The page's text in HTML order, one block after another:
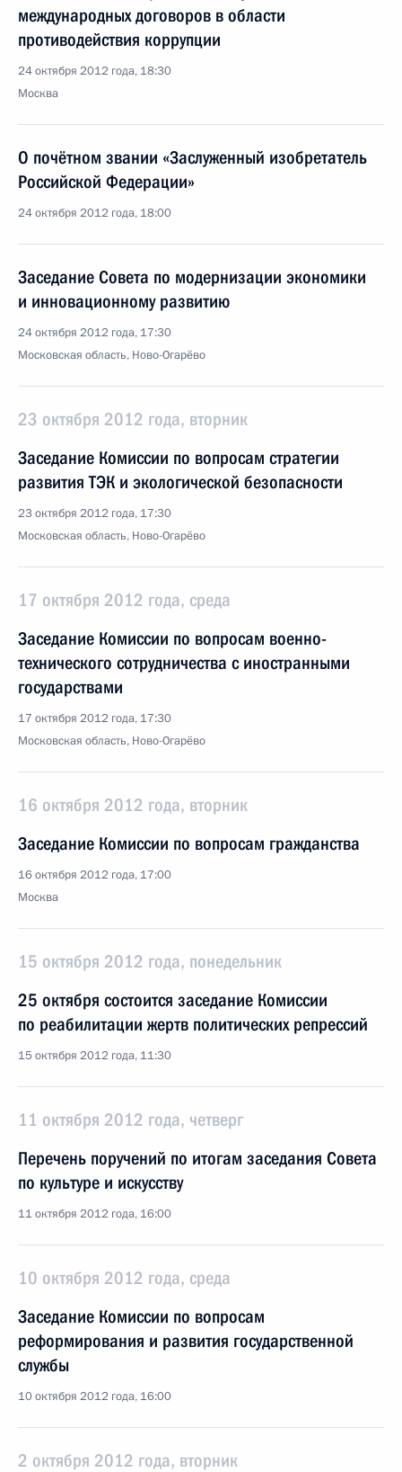
международных договоров в области
противодействия коррупции
24 октября 2012 года, 18:30
Москва
О почётном звании «Заслуженный изобретатель
Российской Федерации»
24 октября 2012 года, 18:00
Заседание Совета по модернизации экономики
и инновационному развитию
24 октября 2012 года, 17:30
Московская область, Ново-Огарёво
23 октября 2012 года, вторник
Заседание Комиссии по вопросам стратегии
развития ТЭК и экологической безопасности
23 октября 2012 года, 17:30
Московская область, Ново-Огарёво
17 октября 2012 года, среда
Заседание Комиссии по вопросам военно-
технического сотрудничества с иностранными
государствами
17 октября 2012 года, 17:30
Московская область, Ново-Огарёво
16 октября 2012 года, вторник
Заседание Комиссии по вопросам гражданства
16 октября 2012 года, 17:00
Москва
15 октября 2012 года, понедельник
25 октября состоится заседание Комиссии
по реабилитации жертв политических репрессий
15 октября 2012 года, 11:30
11 октября 2012 года, четверг
Перечень поручений по итогам заседания Совета
по культуре и искусству
11 октября 2012 года, 16:00
10 октября 2012 года, среда
Заседание Комиссии по вопросам
реформирования и развития государственной
службы
10 октября 2012 года, 16:00
2 октября 2012 года, вторник